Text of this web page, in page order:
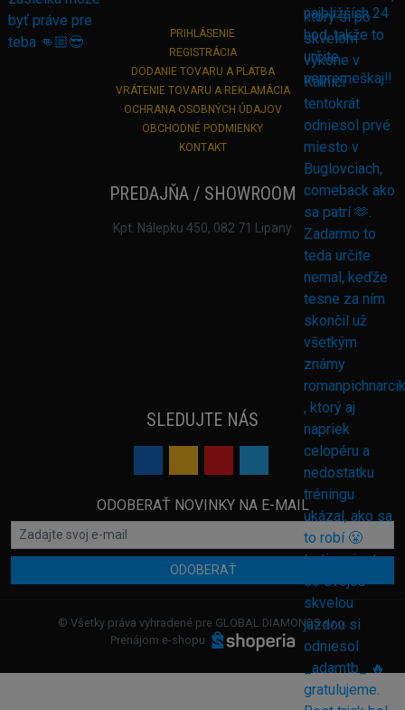
PRIHLÁSENIE
REGISTRÁCIA
DODANIE TOVARU A PLATBA
VRÁTENIE TOVARU A REKLAMÁCIA
OCHRANA OSOBNÝCH ÚDAJOV
OBCHODNÉ PODMIENKY
KONTAKT
PREDAJŇA / SHOWROOM
Kpt. Nálepku 450, 082 71 Lipany
SLEDUJTE NÁS
ODOBERAŤ NOVINKY NA E-MAIL
ODOBERAŤ
© Všetky práva vyhradené pre GLOBAL DIAMONDS s.r.o.
Prenájom e-shopu